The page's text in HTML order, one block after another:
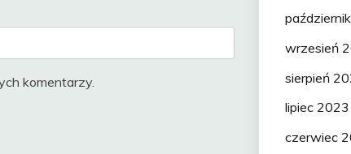
komentarzy.
wrzesień
sierpień
lipiec 2023
czerwiec